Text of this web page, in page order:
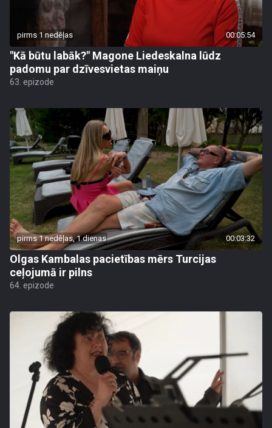
pirms 1 nedēļas 00:05:54
"Kā būtu labāk?" Magone Liedeskalna lūdz
padomu par dzīvesvietas maiņu
63. epizode
pirms 1 nedēļas, 1 dienas 00:03:32
Olgas Kambalas pacietības mērs Turcijas
ceļojumā ir pilns
64. epizode